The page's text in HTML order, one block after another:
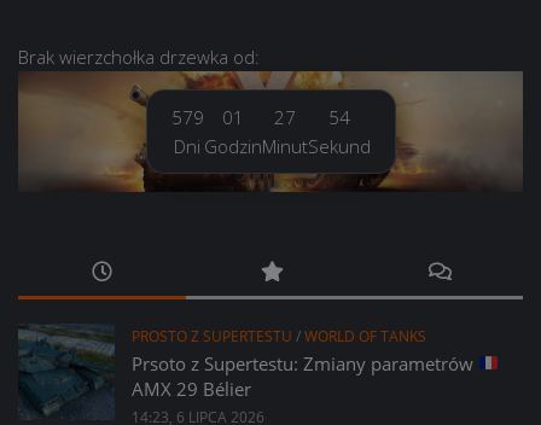
Brak wierzchołka drzewka od:
579
Dni
01
Godzin
27
Minut
55
Sekund
PROSTO Z SUPERTESTU /WORLD OF TANKS
Prsoto z Supertestu: Zmiany parametrów
AMX 29 Bélier
14:23, 6 LIPCA 2026